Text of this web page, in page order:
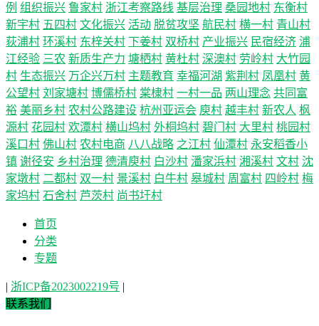
例 组织振兴 鲁家村 浙江考察路线 基层治理 桑园地村 东衡村
新宇村 五四村 文化振兴 活动 脱贫攻坚 航民村 横一村 青山村
荻浦村 环溪村 东梓关村 下姜村 双桥村 产业振兴 民宿经济 浦
江经验 三农 新质生产力 塘栖村 黄杜村 深澳村 劳岭村 大竹园
村 生态振兴 万企兴万村 主题教育 幸福河湖 紫荆村 凤凰村 黄
公望村 刘家塘村 博儒桥村 棠棣村 一村一品 两山理念 共同富
裕 美丽乡村 农村公路建设 杭州亚运会 庾村 越丰村 新农人 枫
源村 花园村 欢潭村 横山坞村 外桐坞村 碧门村 大里村 桃园村
溪口村 佛山村 农村电商 八八战略 之江村 仙潭村 永安稻香小
镇 谢径安 乡村治理 德清庾村 白沙村 潘家浜村 湘溪村 文村 沈
家墩村 二都村 双一村 景溪村 白牛村 皋城村 周富村 四岭村 梅
家坞村 石舍村 芦茨村 尚书圩村
首页
分类
专题
| 浙ICP备2023002219号 |
联系我们